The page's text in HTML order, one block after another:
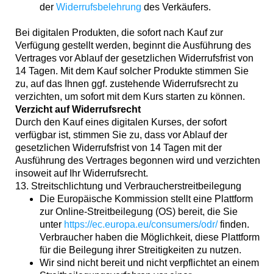
der Widerrufsbelehrung des Verkäufers.
Bei digitalen Produkten, die sofort nach Kauf zur
Verfügung gestellt werden, beginnt die Ausführung des
Vertrages vor Ablauf der gesetzlichen Widerrufsfrist von
14 Tagen. Mit dem Kauf solcher Produkte stimmen Sie
zu, auf das Ihnen ggf. zustehende Widerrufsrecht zu
verzichten, um sofort mit dem Kurs starten zu können.
Verzicht auf Widerrufsrecht
Durch den Kauf eines digitalen Kurses, der sofort
verfügbar ist, stimmen Sie zu, dass vor Ablauf der
gesetzlichen Widerrufsfrist von 14 Tagen mit der
Ausführung des Vertrages begonnen wird und verzichten
insoweit auf Ihr Widerrufsrecht.
13. Streitschlichtung und Verbraucherstreitbeilegung
Die Europäische Kommission stellt eine Plattform
zur Online-Streitbeilegung (OS) bereit, die Sie
unter https://ec.europa.eu/consumers/odr/finden.
Verbraucher haben die Möglichkeit, diese Plattform
für die Beilegung ihrer Streitigkeiten zu nutzen.
Wir sind nicht bereit und nicht verpflichtet an einem